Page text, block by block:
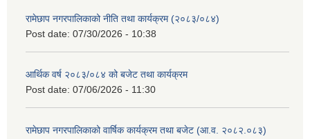
रामेछाप नगरपालिकाको नीति तथा कार्यक्रम (२०८३/०८४)
Post date: 07/30/2026 - 10:38
आर्थिक वर्ष २०८३/०८४ को बजेट तथा कार्यक्रम
Post date: 07/06/2026 - 11:30
रामेछाप नगरपालिकाको वार्षिक कार्यक्रम तथा बजेट (आ.व. २०८२.०८३)